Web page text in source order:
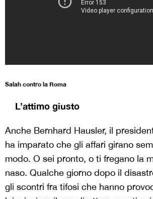
Salah contro la Roma
L’attimo giusto
Anche Bernhard Hausler, il
ha imparato che gli affari girano
modo. O sei pronto, o ti fregano la
naso. Qualche giorno dopo il
gli scontri fra tifosi che hanno